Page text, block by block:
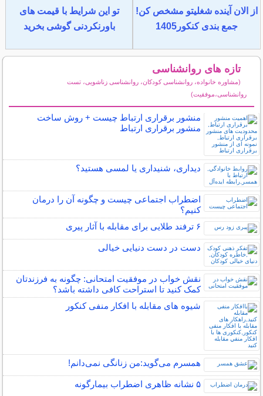
از الان آینده شغلیتو مشخص کن!
جمع بندی کنکور1405
تو این شرایط با قیمت های
باورنکردنی گوشی بخرید
تازه های روانشناسی
(مشاوره خانواده، روانشناسی کودکان، روانشناسی زناشویی، تست
روانشناسی،موفقیت)
منشور برقراری ارتباط چیست + روش ساخت
منشور برقراری ارتباط
دیداری، شنیداری یا لمسی هستید؟
اضطراب اجتماعی چیست و چگونه آن را درمان
کنیم؟
۶ ترفند طلایی برای مقابله با آثار پیری
دست در دست دنیایی خیالی
نقش خواب در موفقیت امتحانی: چگونه به فرزندتان
کمک کنید تا استراحت کافی داشته باشد؟
شیوه های مقابله با افکار منفی کنکور
همسرم می‌گوید:من زنانگی نمی‌دانم!
۵ نشانه‌ ظاهری اضطراب بیمارگونه